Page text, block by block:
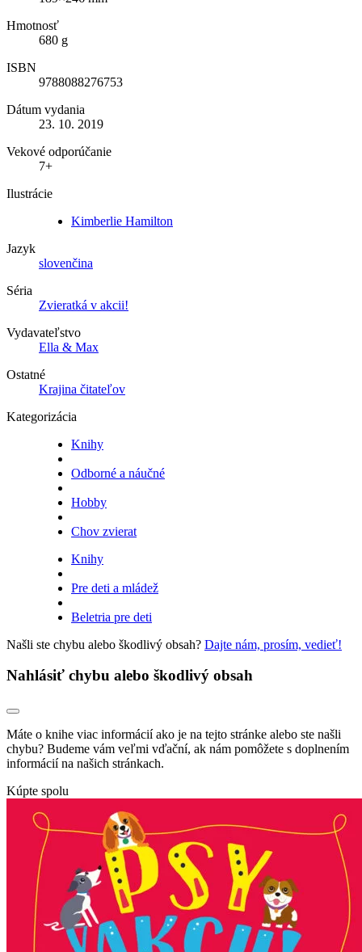
Hmotnosť
680 g
ISBN
9788088276753
Dátum vydania
23. 10. 2019
Vekové odporúčanie
7+
Ilustrácie
Kimberlie Hamilton
Jazyk
slovenčina
Séria
Zvieratká v akcii!
Vydavateľstvo
Ella & Max
Ostatné
Krajina čitateľov
Kategorizácia
Knihy
Odborné a náučné
Hobby
Chov zvierat
Knihy
Pre deti a mládež
Beletria pre deti
Našli ste chybu alebo škodlivý obsah? Dajte nám, prosím, vedieť!
Nahlásiť chybu alebo škodlivý obsah
Máte o knihe viac informácií ako je na tejto stránke alebo ste našli
chybu? Budeme vám veľmi vďační, ak nám pomôžete s doplnením
informácií na našich stránkach.
Kúpte spolu